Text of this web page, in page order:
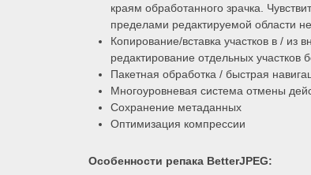
краям обработанного зрачка.
пределами редактируемой области
Копирование/вставка участков в / из
редактирование отдельных участков
Пакетная обработка / быстрая
Многоуровневая система отмены
Сохранение метаданных
Оптимизация компрессии
Особенности репака BetterJPEG: